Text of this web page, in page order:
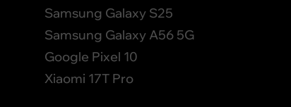
Samsung Galaxy S25
Samsung Galaxy A56 5G
Google Pixel 10
Xiaomi 17T Pro